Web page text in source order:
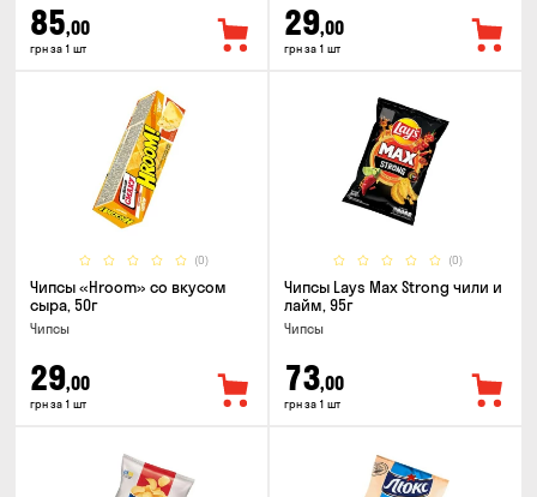
85,00
грн за 1 шт
29,00
грн за 1 шт
(0)
Чипсы «Hroom» со вкусом
сыра, 50г
Чипсы
29,00
грн за 1 шт
(0)
Чипсы Lays Max Strong чили и
лайм, 95г
Чипсы
73,00
грн за 1 шт